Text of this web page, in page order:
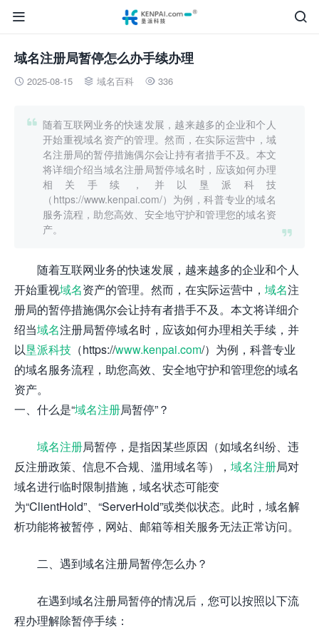


域名注册局暂停怎么办手续办理
 2025-08-15  域名百科  336


随着互联网业务的快速发展，越来越多的企业和个人
开始重视域名资产的管理。然而，在实际运营中，域
名注册局的暂停措施偶尔会让持有者措手不及。本文
将详细介绍当域名注册局暂停域名时，应该如何办理
相关手续，并以垦派科技
（https://www.kenpai.com/）为例，科普专业的域名
服务流程，助您高效、安全地守护和管理您的域名资
产。
随着互联网业务的快速发展，越来越多的企业和个人
开始重视域名资产的管理。然而，在实际运营中， 域名注
册局的暂停措施偶尔会让持有者措手不及。本文将详细介
绍当域名注册局暂停域名时，应该如何办理相关手续，并
以垦派科技 （https://www.kenpai.com/）为例，科普专业
的域名服务流程，助您高效、安全地守护和管理您的域名
资产。
一、什么是“域名注册局暂停”？
域名注册局暂停，是指因某些原因（如域名纠纷、违
反注册政策、信息不合规、滥用域名等）， 域名注册局对
域名进行临时限制措施，域名状态可能变
为“ClientHold”、“ServerHold”或类似状态。此时，域名解
析功能将被暂停，网站、邮箱等相关服务无法正常访问。
二、遇到域名注册局暂停怎么办？
在遇到域名注册局暂停的情况后，您可以按照以下流
程办理解除暂停手续：